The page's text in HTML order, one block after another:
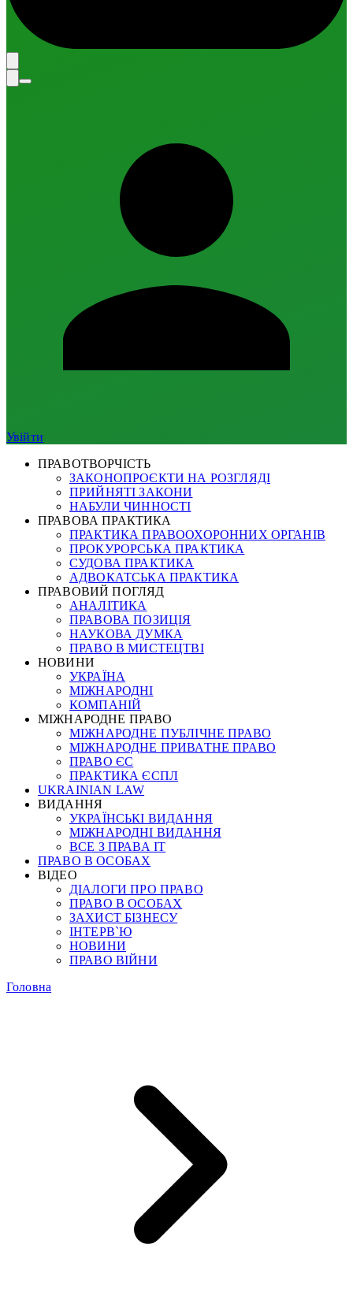
Увійти
ПРАВОТВОРЧІСТЬ
ЗАКОНОПРОЄКТИ НА РОЗГЛЯДІ
ПРИЙНЯТІ ЗАКОНИ
НАБУЛИ ЧИННОСТІ
ПРАВОВА ПРАКТИКА
ПРАКТИКА ПРАВООХОРОННИХ ОРГАНІВ
ПРОКУРОРСЬКА ПРАКТИКА
СУДОВА ПРАКТИКА
АДВОКАТСЬКА ПРАКТИКА
ПРАВОВИЙ ПОГЛЯД
АНАЛІТИКА
ПРАВОВА ПОЗИЦІЯ
НАУКОВА ДУМКА
ПРАВО В МИСТЕЦТВІ
НОВИНИ
УКРАЇНА
МІЖНАРОДНІ
КОМПАНІЙ
МІЖНАРОДНЕ ПРАВО
МІЖНАРОДНЕ ПУБЛІЧНЕ ПРАВО
МІЖНАРОДНЕ ПРИВАТНЕ ПРАВО
ПРАВО ЄС
ПРАКТИКА ЄСПЛ
UKRAINIAN LAW
ВИДАННЯ
УКРАЇНСЬКІ ВИДАННЯ
МІЖНАРОДНІ ВИДАННЯ
ВСЕ З ПРАВА ІТ
ПРАВО В ОСОБАХ
ВІДЕО
ДІАЛОГИ ПРО ПРАВО
ПРАВО В ОСОБАХ
ЗАХИСТ БІЗНЕСУ
ІНТЕРВ`Ю
НОВИНИ
ПРАВО ВІЙНИ
Головна